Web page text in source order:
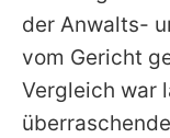
der Anwalts-
vom Gericht
Vergleich war